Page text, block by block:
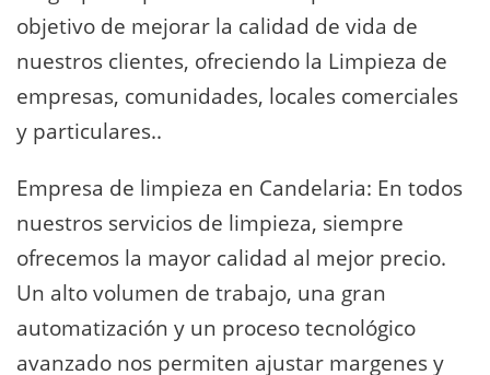
objetivo de mejorar la calidad de vida de
nuestros clientes, ofreciendo la Limpieza de
empresas, comunidades, locales comerciales
y particulares..
Empresa de limpieza en Candelaria: En todos
nuestros servicios de limpieza, siempre
ofrecemos la mayor calidad al mejor precio.
Un alto volumen de trabajo, una gran
automatización y un proceso tecnológico
avanzado nos permiten ajustar margenes y